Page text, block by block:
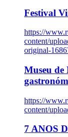
Festival
https://
content/
original-
Museu de
https://
content/
7 ANOS